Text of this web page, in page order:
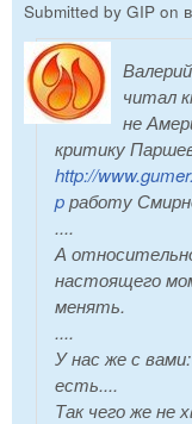
Submitted by GIP on
читал
не
критику
http://
pработу
....
А
настоящего
менять.
....
У нас же с
есть....
Так чего же не